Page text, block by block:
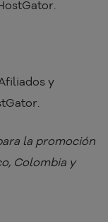
y
la promoción
Colombia y